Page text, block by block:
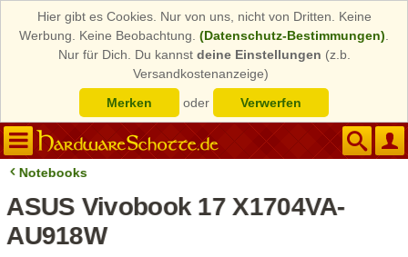
Hier gibt es Cookies. Nur von uns, nicht von Dritten. Keine
Werbung. Keine Beobachtung. (Datenschutz-Bestimmungen)
Nur für Dich. Du kannst deine Einstellungen (z.b.
Versandkostenanzeige)
Merken
oder Verwerfen
Notebooks
ASUS Vivobook 17 X1704VA-
AU918W